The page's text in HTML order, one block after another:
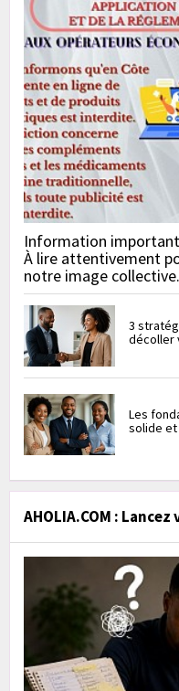
Information
À lire attentivement
notre image collective.
3
décoller
Les
solide et
AHOLIA.COM :